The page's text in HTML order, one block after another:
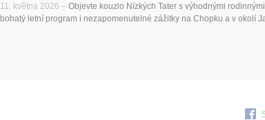
11. května 2026 – Objevte kouzlo Nízkých Tater s výhodnými
bohatý letní program i nezapomenutelné zážitky na Chopku a v okolí